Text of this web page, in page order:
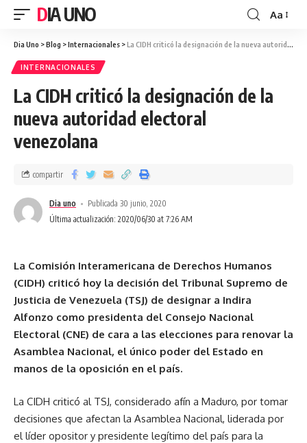
DIA UNO Aa
Dia Uno >Blog >Internacionales >La CIDH criticó la designación de la nueva autoridad electoral venezolana
INTERNACIONALES
La CIDH criticó la designación de la
nueva autoridad electoral
venezolana
Última actualización: 2020/06/30 at 7:26 AM
Dia uno Publicada 30 junio, 2020
compartir
La Comisión Interamericana de Derechos Humanos
(CIDH) criticó hoy la decisión del Tribunal Supremo de
Justicia de Venezuela (TSJ) de designar a Indira
Alfonzo como presidenta del Consejo Nacional
Electoral (CNE) de cara a las elecciones para renovar la
Asamblea Nacional, el único poder del Estado en
manos de la oposición en el país.
La CIDH criticó al TSJ, considerado afín a Maduro, por tomar
decisiones que afectan la Asamblea Nacional, liderada por
el líder opositor y presidente legítimo del país para la